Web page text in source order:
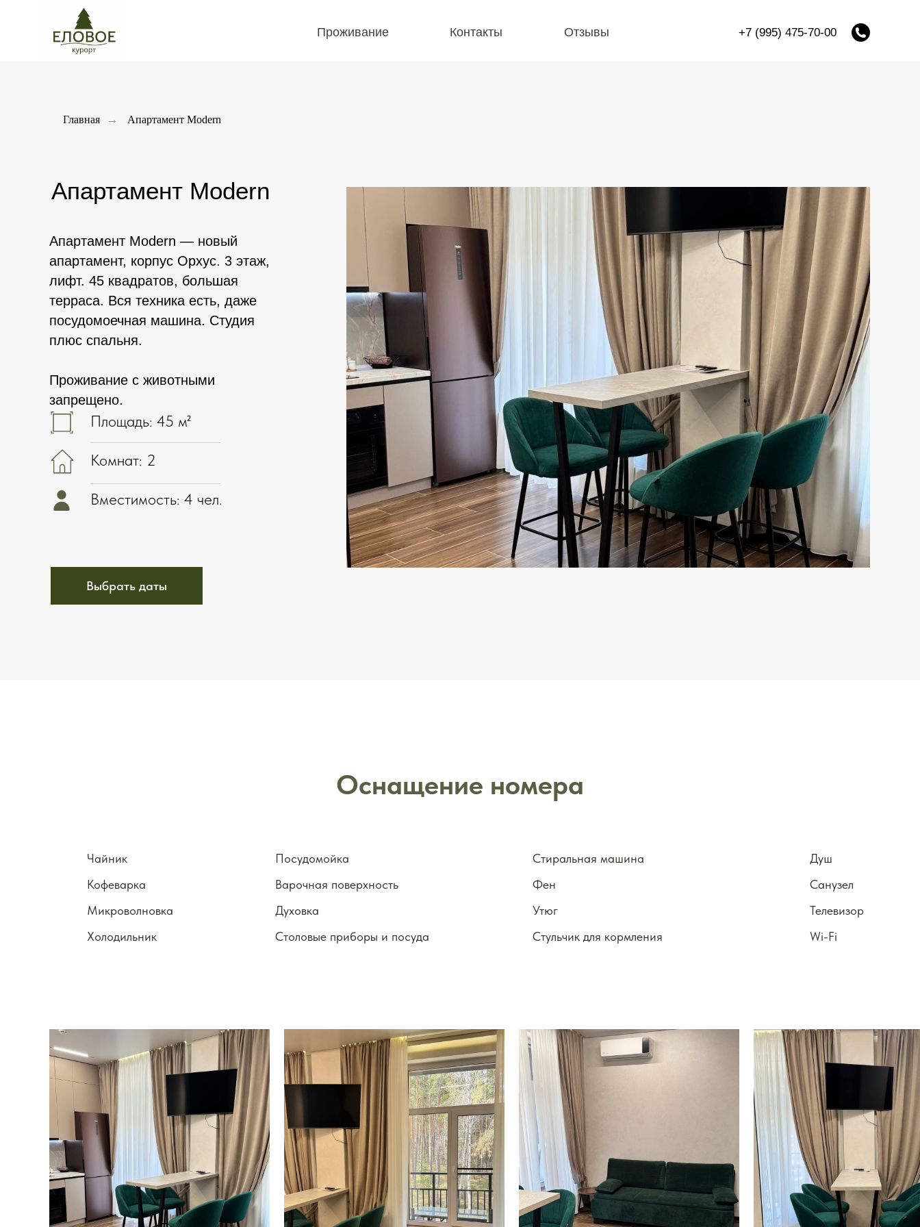
Проживание Контакты +7 (995) 475-70-00
Отзывы
Главная → Апартамент Modern
Апартамент Modern
Выбрать даты
Площадь: 45 м²
Комнат: 2
Вместимость: 4 чел.
Апартамент Modern — новый
апартамент, корпус Орхус. 3 этаж,
лифт. 45 квадратов, большая
терраса. Вся техника есть, даже
посудомоечная машина. Студия
плюс спальня.
Проживание с животными
запрещено.
Оснащение номера
Чайник
Кофеварка
Микроволновка
Холодильник
Стиральная машина
Фен
Утюг
Стульчик для кормления
Посудомойка
Варочная поверхность
Духовка
Столовые приборы и посуда
Телевизор
Wi-Fi
Санузел
Душ